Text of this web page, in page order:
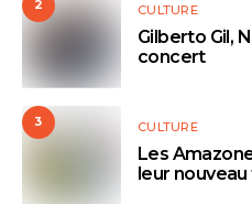
2 CULTURE
Gilberto Gil,
concert
3 CULTURE
Les
leur nouveau